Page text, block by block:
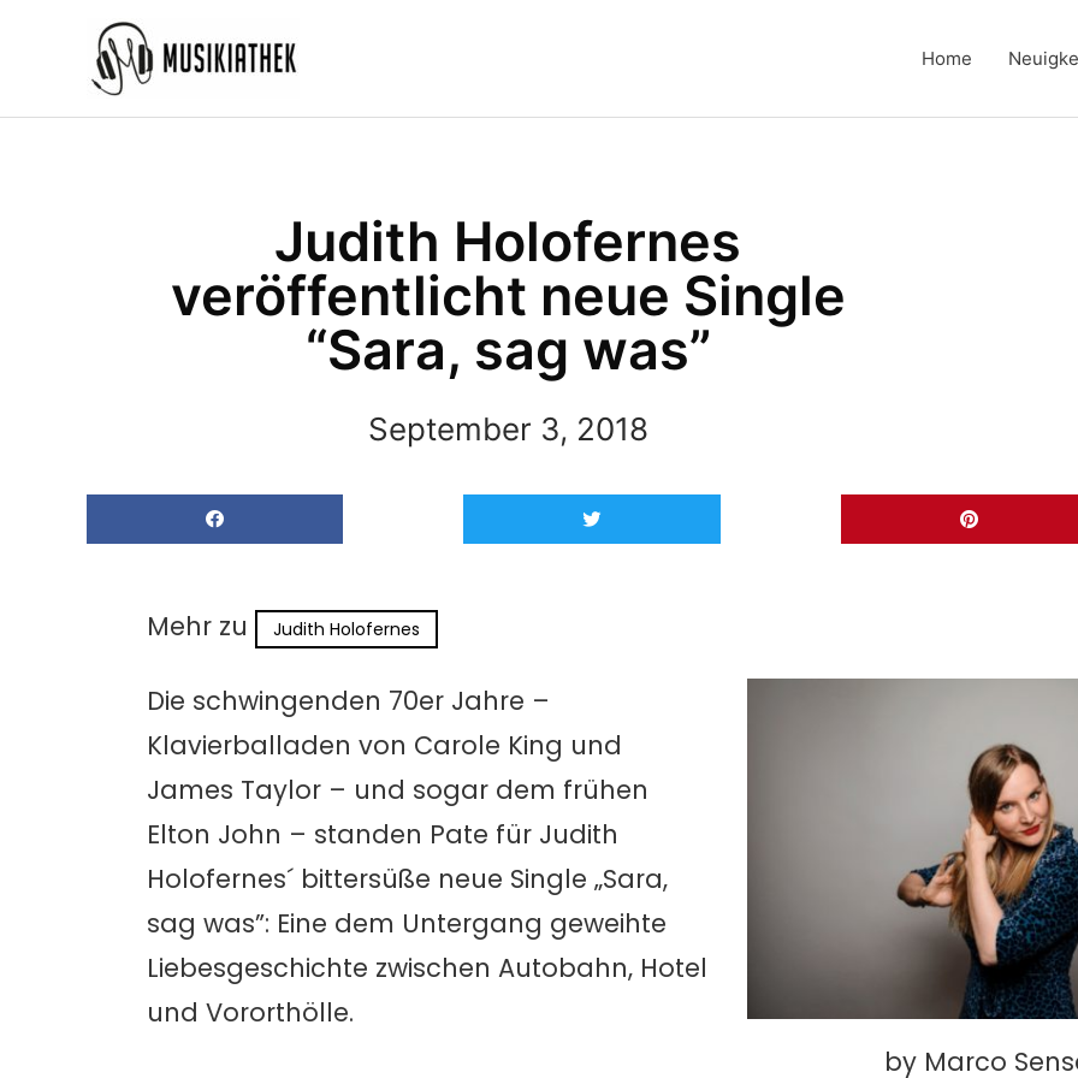
Home
Judith Holofernes
veröffentlicht neue Single
“Sara, sag was”
September 3, 2018
Mehr zu Judith Holofernes
by Marco
Die schwingenden 70er Jahre –
Klavierballaden von Carole King und
James Taylor – und sogar dem frühen
Elton John – standen Pate für Judith
Holofernes´ bittersüße neue Single „Sara,
sag was”: Eine dem Untergang geweihte
Liebesgeschichte zwischen Autobahn, Hotel
und Vororthölle.